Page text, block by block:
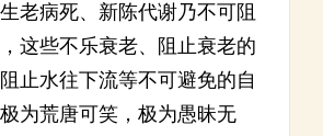
老病死、新陈代谢乃不可阻
这些不乐衰老、阻止衰老的
止水往下流等不可避免的自
为荒唐可笑，极为愚昧无